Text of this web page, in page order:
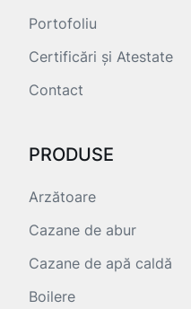
Portofoliu
Certificări și Atestate
Contact
PRODUSE
Arzătoare
Cazane de abur
Cazane de apă caldă
Boilere